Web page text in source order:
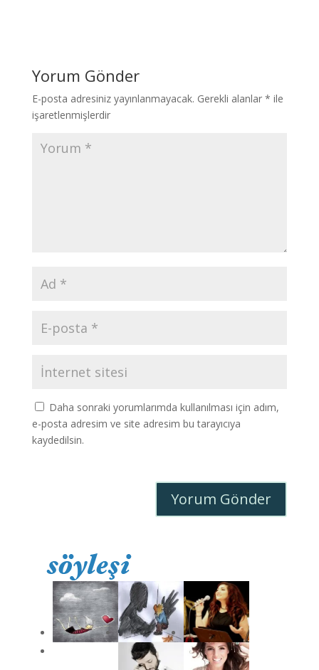
Yorum Gönder
E-posta adresiniz yayınlanmayacak. Gerekli alanlar * ile
işaretlenmişlerdir
Daha sonraki yorumlarımda kullanılması için adım,
e-posta adresim ve site adresim bu tarayıcıya
kaydedilsin.